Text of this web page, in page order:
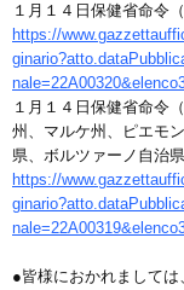
１月１４日保健省命令
https://
１月１４日保健省命令
州、マルケ州、ピエモ
県、ボルツァーノ自治県
https://
●皆様におかれまして